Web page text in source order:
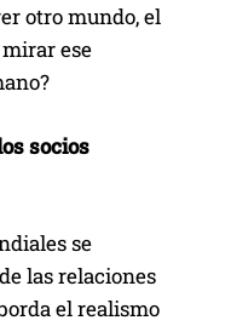
otro mundo, el
ese
socios
se
las relaciones
el realismo